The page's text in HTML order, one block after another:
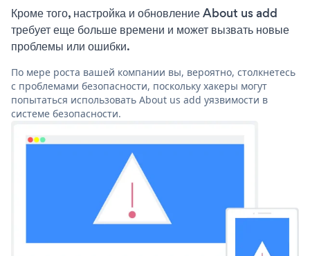
Кроме того, настройка и обновление About us add
требует еще больше времени и может вызвать новые
проблемы или ошибки.
По мере роста вашей компании вы, вероятно, столкнетесь
с проблемами безопасности, поскольку хакеры могут
попытаться использовать About us add уязвимости в
системе безопасности.